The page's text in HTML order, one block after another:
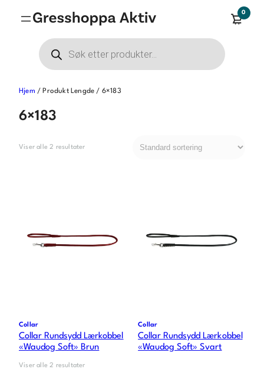
0
Products
search
Hjem / Produkt Lengde / 6×183
6×183
Viser alle 2 resultater
Collar
Collar Rundsydd Lærkobbel
«Waudog Soft» Brun
Collar
Collar Rundsydd Lærkobbel
«Waudog Soft» Svart
Viser alle 2 resultater